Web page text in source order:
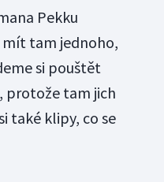
Pekku
tam jednoho,
si pouštět
protože tam jich
také klipy, co se